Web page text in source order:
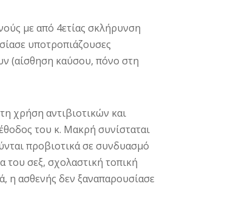
με από 4ετίας σκλήρυνση
υποτροπιάζουσες
(αίσθηση καύσου, πόνο στη
χρήση αντιβιοτικών και
του κ. Μακρή συνίσταται
προβιοτικά σε συνδυασμό
του σεξ, σχολαστική τοπική
η ασθενής δεν ξαναπαρουσίασε